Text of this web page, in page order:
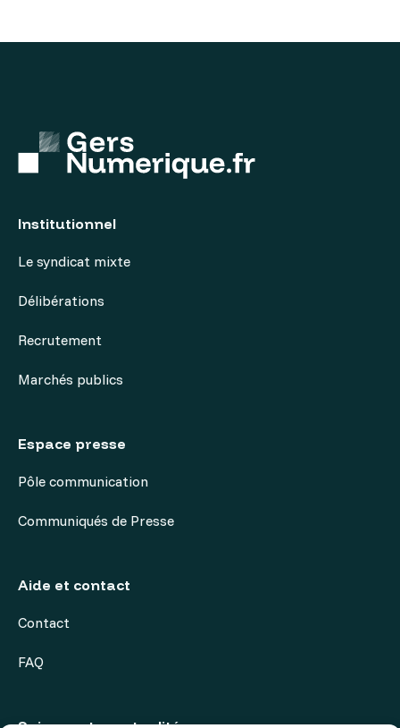
Institutionnel
Le syndicat mixte
Délibérations
Recrutement
Marchés publics
Espace presse
Pôle communication
Communiqués de Presse
Aide et contact
Contact
FAQ